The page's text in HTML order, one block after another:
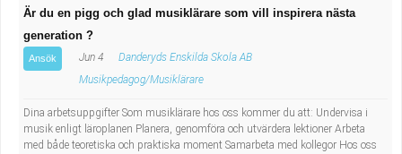
Pedagogiskt arbete
Sanering och renhållning
Socialt arbete
sekreterare
Lastbilsförare m.fl.
Fastighetsskötare
Är du en pigg och glad musiklärare som vill inspirera nästa
generation ?
Ansök Jun 4
Danderyds Enskilda Skola AB
Musikpedagog/Musiklärare
Dina arbetsuppgifter Som musiklärare hos oss kommer du att: Undervisa i
musik enligt läroplanen Planera, genomföra och utvärdera lektioner Arbeta
med både teoretiska och praktiska moment Samarbeta med kollegor Hos oss